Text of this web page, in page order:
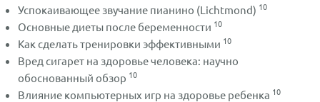
Успокаивающее звучание пианино (Lichtmond) 10
Основные диеты после беременности 10
Как сделать тренировки эффективными 10
Вред сигарет на здоровье человека: научно
обоснованный обзор 10
Влияние компьютерных игр на здоровье ребенка 10